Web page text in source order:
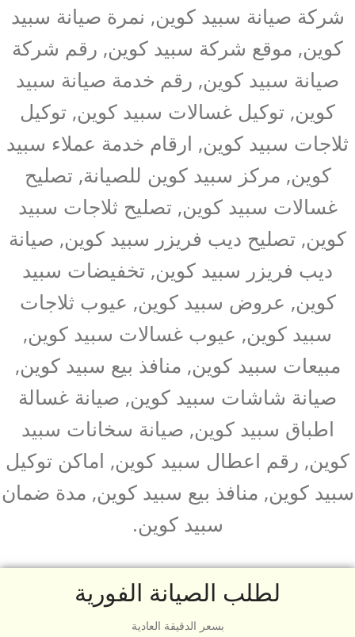
شركة صيانة سبيد كوين, نمرة صيانة سبيد
كوين, موقع شركة سبيد كوين, رقم شركة
صيانة سبيد كوين, رقم خدمة صيانة سبيد
كوين, توكيل غسالات سبيد كوين, توكيل
ثلاجات سبيد كوين, ارقام خدمة عملاء سبيد
كوين, مركز سبيد كوين للصيانة, تصليح
غسالات سبيد كوين, تصليح ثلاجات سبيد
كوين, تصليح ديب فريزر سبيد كوين, صيانة
ديب فريزر سبيد كوين, تخفيضات سبيد
كوين, عروض سبيد كوين, عيوب ثلاجات
سبيد كوين, عيوب غسالات سبيد كوين,
مبيعات سبيد كوين, منافذ بيع سبيد كوين,
صيانة شاشات سبيد كوين, صيانة غسالة
اطباق سبيد كوين, صيانة سخانات سبيد
كوين, رقم اعطال سبيد كوين, اماكن توكيل
سبيد كوين, منافذ بيع سبيد كوين, مدة ضمان
سبيد كوين.
لطلب الصيانة الفورية
بسعر الدقيقة العادية